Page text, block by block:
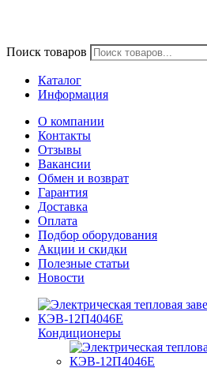
Поиск товаров
Каталог
Информация
О компании
Контакты
Отзывы
Вакансии
Обмен и возврат
Гарантия
Доставка
Оплата
Подбор оборудования
Акции и скидки
Полезные статьи
Новости
Кондиционеры